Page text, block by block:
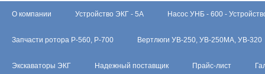
О компании Устройство ЭКГ - 5А Насос УНБ - 600 -
Запчасти ротора Р-560, Р-700 Вертлюги УВ-250, УВ-250МА, УВ-320
Экскаваторы ЭКГ Надежный поставщик Прайс-лист